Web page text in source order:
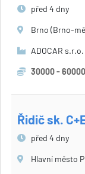
před 4 dny
Brno (Brno-
ADOCAR s.r.o.
30000 -
Řidič sk.
před 4 dny
Hlavní město